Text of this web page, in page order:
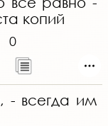
копий
0
- всегда им